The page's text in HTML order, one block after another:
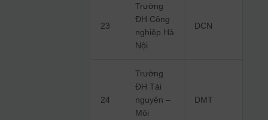
23
Trường
ĐH Công
nghiệp Hà
Nội
DCN
24
Trường
ĐH Tài
nguyên –
Môi
DMT